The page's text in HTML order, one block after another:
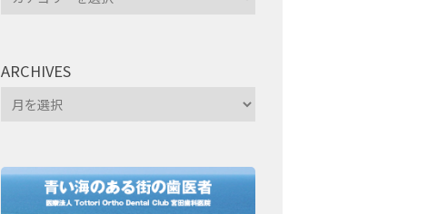
ARCHIVES
Archives